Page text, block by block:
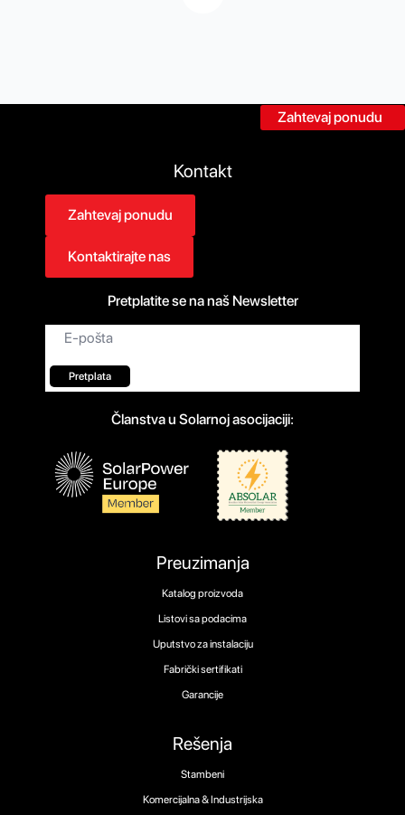
Zahtevaj ponudu
Rešenja
Stambeni
Komercijalna & Industrijska
Preuzimanja
Katalog proizvoda
Listovi sa podacima
Uputstvo za instalaciju
Fabrički sertifikati
Garancije
Kontakt
Zahtevaj ponudu
Kontaktirajte nas
Pretplatite se na naš Newsletter
Email
Pretplata
Članstva u Solarnoj asocijaciji: